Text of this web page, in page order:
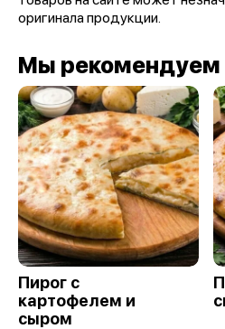
оригинала продукции.
Мы рекомендуем
Пирог с
картофелем и
сыром